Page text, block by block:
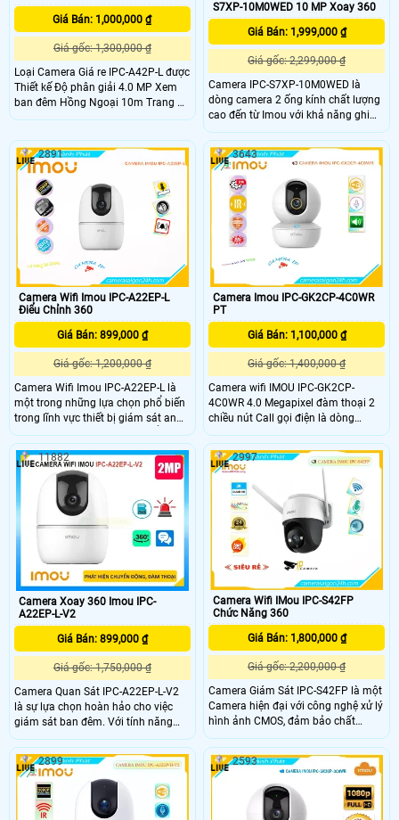
Giá Bán: 1,000,000 ₫
Giá gốc: 1,300,000 ₫
Loại Camera Giá re IPC-A42P-L được
Thiết kế Độ phân giải 4.0 MP Xem
ban đêm Hồng Ngoại 10m Trang Bị
Thu Âm Và Loa xử lý hình ảnh thiếu
mẽ hơn CMOS lưu trữ lâu hơn
H.265/H.264+/H
S7XP-10M0WED 10 MP Xoay 360
Giá Bán: 1,999,000 ₫
Giá gốc: 2,299,000 ₫
Camera IPC-S7XP-10M0WED là
dòng camera 2 ống kính chất lượng
cao đến từ Imou với khả năng ghi
hình siêu nét 3K trang bị 1 ống kính
xoay và 1 ống kính cố định. Ngoài
ra camera còn đem đến khả năng
phát hiện phân biệt người phương
tiện một cách chính xác, bên cạnh
đó là tầm nhìn ban đêm có màu sắc
chân thực.
Camera Wifi Imou IPC-A22EP-L
Điểu Chỉnh 360
Giá Bán: 899,000 ₫
Giá gốc: 1,200,000 ₫
Camera Wifi Imou IPC-A22EP-L là
một trong những lựa chọn phổ biến
trong lĩnh vực thiết bị giám sát an
ninh hiện đại. Được thiết kế để cung
cấp hình ảnh rõ nét và tính năng
mạnh mẽ, sản phẩm này là giải
pháp lý tưởng cho nhu cầu giám sát
an ninh trong gia đình và doanh
nghiệp
2891
Camera Imou IPC-GK2CP-4C0WR
PT
Giá Bán: 1,100,000 ₫
Giá gốc: 1,400,000 ₫
Camera wifi IMOU IPC-GK2CP-
4C0WR 4.0 Megapixel đàm thoại 2
chiều nút Call gọi điện là dòng
camera IP wifi không dây mới nhất
có trang bị thêm nút Call gọi điện tới
điện thoại giúp người đứng gần
camera có thể trò chuyên nhanh
cũng như cần sự trợ giúp khẩn cấp.
3643
Camera Xoay 360 Imou IPC-
A22EP-L-V2
Giá Bán: 899,000 ₫
Giá gốc: 1,750,000 ₫
Camera Quan Sát IPC-A22EP-L-V2
là sự lựa chọn hoàn hảo cho việc
giám sát ban đêm. Với tính năng
hồng ngoại 10m, camera cho hình
ảnh rõ nét và chi tiết ngay cả trong
điều kiện ánh sáng yếu. Độ phân
giải 2.0 MP mang đến hình ảnh sắc
nét, chất lượng cao
11882
Camera Wifi IMou IPC-S42FP
Chức Năng 360
Giá Bán: 1,800,000 ₫
Giá gốc: 2,200,000 ₫
Camera Giám Sát IPC-S42FP là một
Camera hiện đại với công nghệ xử lý
hình ảnh CMOS, đảm bảo chất
lượng hình ảnh chân thực. Với công
nghệ thiếu sáng Full Color, camera
có khả năng quan sát trong điều
kiện thiếu sáng màu sắc rõ ràng. Độ
phân giải 4.0 MP cho hình ảnh sắc
nét, đẹp mắt
2997
2899 2593